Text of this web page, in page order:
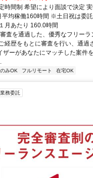
時間制 希望により面談で決定
平均稼働160時間 ※土日祝は委
月あたり 160.0時間
査を通過した、優秀なフリー
経歴をもとに審査を行い、通過
ザーがあなたにマッチした案件
みOK フルリモート 在宅OK
業務委託